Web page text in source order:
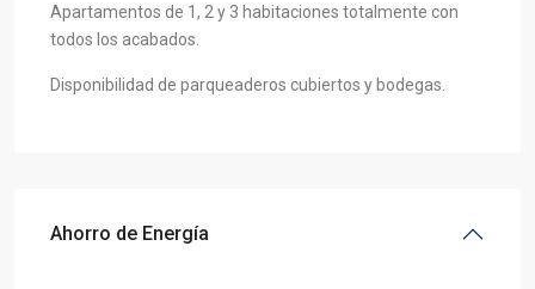
Apartamentos de 1, 2 y 3 habitaciones totalmente con
todos los acabados.
Disponibilidad de parqueaderos cubiertos y bodegas.
Ahorro de Energía